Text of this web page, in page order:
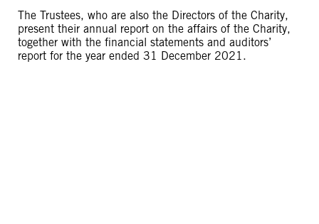
The Trustees, who are also the Directors of the Charity,
present their annual report on the affairs of the Charity,
together with the financial statements and auditors’
report for the year ended 31 December 2021.